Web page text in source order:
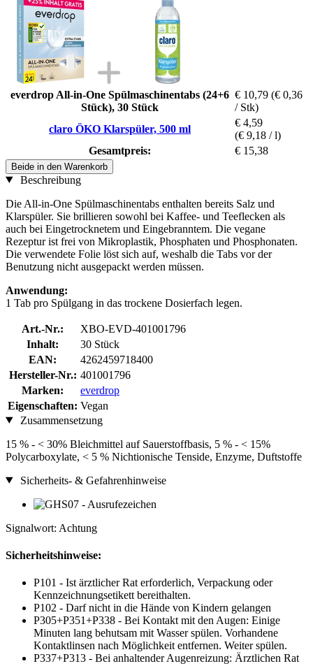
everdrop All-in-One Spülmaschinentabs (24+6
Stück), 30 Stück
€ 10,79 (€ 0,36
/ Stk)
claro ÖKO Klarspüler, 500 ml
€ 4,59
(€ 9,18 / l)
Gesamtpreis:
€ 15,38
Beide in den Warenkorb
Beschreibung
Die All-in-One Spülmaschinentabs enthalten bereits Salz und
Klarspüler. Sie brillieren sowohl bei Kaffee- und Teeflecken als
auch bei Eingetrocknetem und Eingebranntem. Die vegane
Rezeptur ist frei von Mikroplastik, Phosphaten und Phosphonaten.
Die verwendete Folie löst sich auf, weshalb die Tabs vor der
Benutzung nicht ausgepackt werden müssen.
Anwendung:
1 Tab pro Spülgang in das trockene Dosierfach legen.
Art.-Nr.:
XBO-EVD-401001796
Inhalt:
30 Stück
EAN:
4262459718400
Hersteller-Nr.: 401001796
Marken:
everdrop
Eigenschaften: Vegan
Zusammensetzung
15 % - < 30% Bleichmittel auf Sauerstoffbasis, 5 % - < 15%
Polycarboxylate, < 5 % Nichtionische Tenside, Enzyme, Duftstoffe
Sicherheits- & Gefahrenhinweise
Signalwort: Achtung
Sicherheitshinweise:
P101 - Ist ärztlicher Rat erforderlich, Verpackung oder
Kennzeichnungsetikett bereithalten.
P102 - Darf nicht in die Hände von Kindern gelangen
P305+P351+P338 - Bei Kontakt mit den Augen: Einige
Minuten lang behutsam mit Wasser spülen. Vorhandene
Kontaktlinsen nach Möglichkeit entfernen. Weiter spülen.
P337+P313 - Bei anhaltender Augenreizung: Ärztlichen Rat